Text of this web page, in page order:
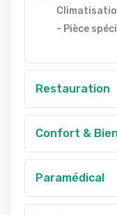
- Pièce
Restauration
Confort &
Paramédical